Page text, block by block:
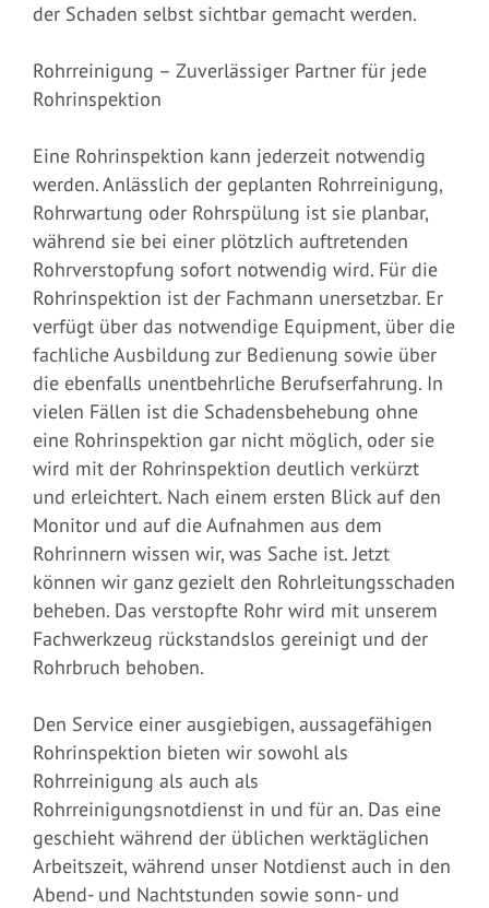
der Schaden selbst sichtbar gemacht werden.
Rohrreinigung – Zuverlässiger Partner für jede
Rohrinspektion
Eine Rohrinspektion kann jederzeit notwendig
werden. Anlässlich der geplanten Rohrreinigung,
Rohrwartung oder Rohrspülung ist sie planbar,
während sie bei einer plötzlich auftretenden
Rohrverstopfung sofort notwendig wird. Für die
Rohrinspektion ist der Fachmann unersetzbar. Er
verfügt über das notwendige Equipment, über die
fachliche Ausbildung zur Bedienung sowie über
die ebenfalls unentbehrliche Berufserfahrung. In
vielen Fällen ist die Schadensbehebung ohne
eine Rohrinspektion gar nicht möglich, oder sie
wird mit der Rohrinspektion deutlich verkürzt
und erleichtert. Nach einem ersten Blick auf den
Monitor und auf die Aufnahmen aus dem
Rohrinnern wissen wir, was Sache ist. Jetzt
können wir ganz gezielt den Rohrleitungsschaden
beheben. Das verstopfte Rohr wird mit unserem
Fachwerkzeug rückstandslos gereinigt und der
Rohrbruch behoben.
Den Service einer ausgiebigen, aussagefähigen
Rohrinspektion bieten wir sowohl als
Rohrreinigung als auch als
Rohrreinigungsnotdienst in und für an. Das eine
geschieht während der üblichen werktäglichen
Arbeitszeit, während unser Notdienst auch in den
Abend- und Nachtstunden sowie sonn- und